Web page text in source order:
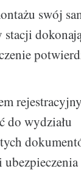
swój
stacji
do wydziału